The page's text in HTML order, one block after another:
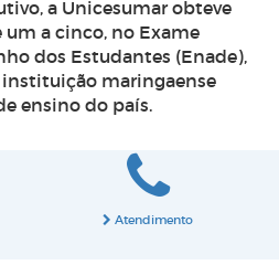
a Unicesumar obteve
um a cinco, no Exame
dos Estudantes (Enade),
maringaense
ensino do país.
Atendimento